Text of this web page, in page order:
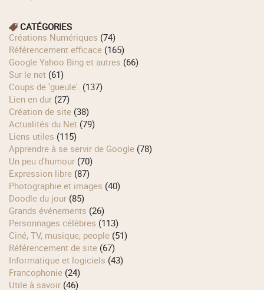
CATÉGORIES
Créations Numériques (74)
Référencement efficace (165)
Google Yahoo Bing et autres (66)
Sur le net (61)
Coups de 'gueule'. (137)
Lien en dur (27)
Création de site (38)
Actualités du Net (79)
Liens utiles (115)
Apprendre à se servir de Google (78)
Un peu d'humour (70)
Expression libre (87)
Photographie et images (40)
Doodle du jour (85)
Grands événements (26)
Personnages célèbres (113)
Ciné, TV, musique, people (51)
Référencement de site (67)
Informatique et logiciels (43)
Francophonie (24)
Utile à savoir (46)